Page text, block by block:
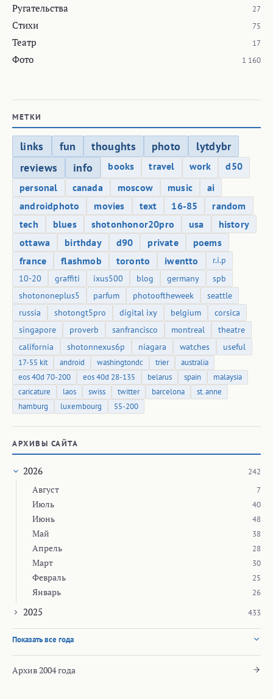
Ругательства 27
Стихи 75
Театр 17
Фото 1 160
МЕТКИ
links fun thoughts photo
lytdybr
reviews
info books travel work
d50
personal
canada moscow music
ai
androidphoto
movies text 16-85
random
tech
blues shotonhonor20pro usa
history
ottawa
birthday d90 private
poems
france
flashmob toronto iwentto
r.i.p
10-20
graffiti ixus500 blog germany
spb
shotononeplus5
parfum photooftheweek
seattle
russia
shotongt5pro digital ixy belgium
corsica
singapore
proverb sanfrancisco montreal
theatre
california
shotonnexus6p niagara watches useful
17-55 kit android washingtondc trier
australia
eos 40d 70-200
eos 40d 28-135 belarus spain
malaysia
caricature
laos swiss twitter barcelona
st. anne
hamburg
luxembourg 55-200
АРХИВЫ САЙТА
2026 242
Август 7
Июль 40
Июнь 48
Май 38
Апрель 28
Март 30
Февраль 25
Январь 26
2025 433
Показать все года
Архив 2004 года